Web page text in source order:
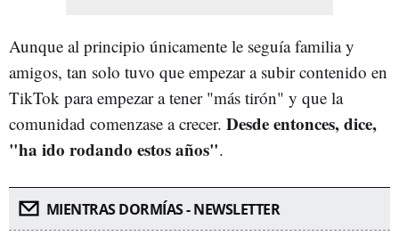
Aunque al principio únicamente le seguía familia y
amigos, tan solo tuvo que empezar a subir contenido en
TikTok para empezar a tener "más tirón" y que la
comunidad comenzase a crecer. Desde entonces, dice,
"ha ido rodando estos años".
MIENTRAS DORMÍAS - NEWSLETTER